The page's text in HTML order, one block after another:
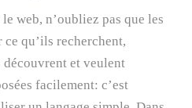
web, n’oubliez pas que les
qu’ils recherchent,
et veulent
facilement: c’est